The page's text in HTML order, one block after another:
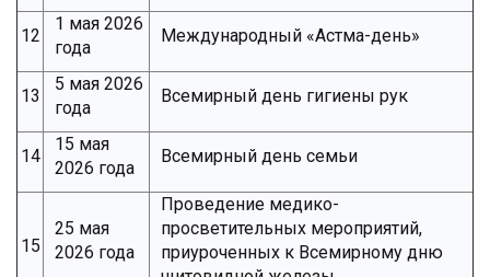
12
1 мая 2026
года
Международный «Астма-день»
13
5 мая 2026
года
Всемирный день гигиены рук
14
15 мая
2026 года
Всемирный день семьи
15
25 мая
2026 года
Проведение медико-
просветительных мероприятий,
приуроченных к Всемирному дню